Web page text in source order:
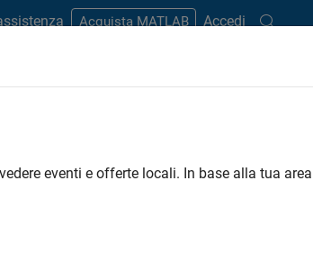
Acquista MATLAB Accedi
eventi e offerte locali. In base alla tua area